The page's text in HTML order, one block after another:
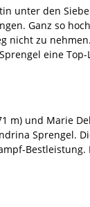
unter den
Ganz so
nicht zu
eine
und Marie
Sprengel.